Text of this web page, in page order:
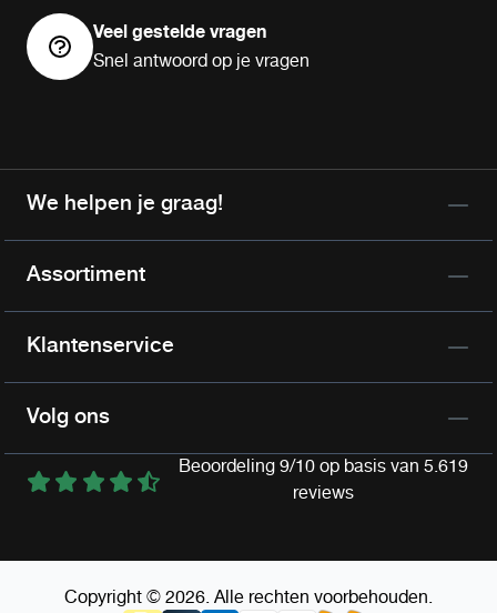
Veel gestelde vragen
Snel antwoord op je vragen
We helpen je graag!
Assortiment
Klantenservice
Volg ons
Beoordeling 9/10 op basis van 5.619
reviews
Copyright © 2026. Alle rechten voorbehouden.